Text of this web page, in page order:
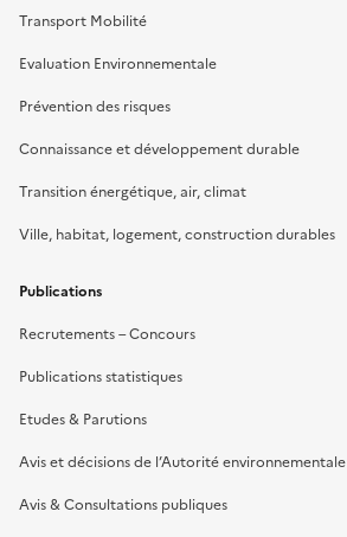
Transport Mobilité
Evaluation Environnementale
Prévention des risques
Connaissance et développement durable
Transition énergétique, air, climat
Ville, habitat, logement, construction durables
Publications
Recrutements – Concours
Publications statistiques
Etudes & Parutions
Avis et décisions de l’Autorité environnementale
Avis & Consultations publiques